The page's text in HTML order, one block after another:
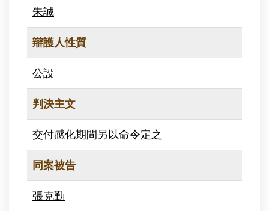
朱誠
辯護人性質
公設
判決主文
交付感化期間另以命令定之
同案被告
張克勤